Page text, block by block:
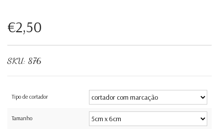
€2,50
SKU: 876
Tipo de cortador
Tamanho